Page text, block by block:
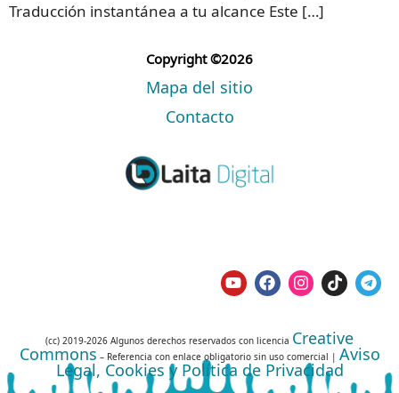
Traducción instantánea a tu alcance Este […]
Copyright ©2026
Mapa del sitio
Contacto
(cc) 2019-2026 Algunos derechos reservados con licencia Creative
Commons – Referencia con enlace obligatorio sin uso comercial | Aviso
Legal, Cookies y Política de Privacidad